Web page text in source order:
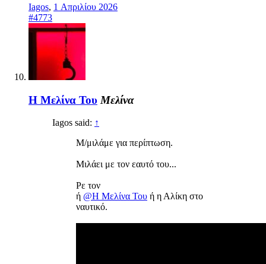
Iagos, 1 Απριλίου 2026
#4773
Η Μελίνα Του Μελίνα
Iagos said: ↑
Μ/μιλάμε για περίπτωση.
Μιλάει με τον εαυτό του...
Ρε τον
ή @Η Μελίνα Του ή η Αλίκη στο
ναυτικό.